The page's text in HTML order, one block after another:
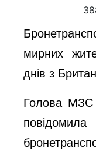
мирних
днів з
Голова МЗС